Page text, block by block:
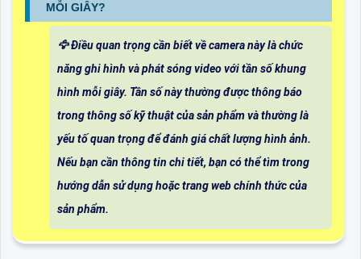
MỖI GIÂY?
🦅 Điều quan trọng cần biết về camera này là chức
năng ghi hình và phát sóng video với tần số khung
hình mỗi giây. Tần số này thường được thông báo
trong thông số kỹ thuật của sản phẩm và thường là
yếu tố quan trọng để đánh giá chất lượng hình ảnh.
Nếu bạn cần thông tin chi tiết, bạn có thể tìm trong
hướng dẫn sử dụng hoặc trang web chính thức của
sản phẩm.